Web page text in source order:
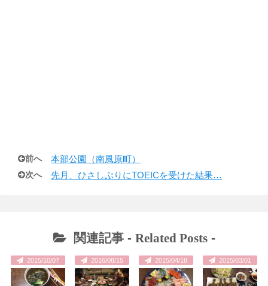
前へ 本部公園（南風原町）
次へ 先月、ひさしぶりにTOEICを受けた結果…
関連記事 - Related Posts-
2015/10/07 2016/08/15 2015/04/18 2015/03/01